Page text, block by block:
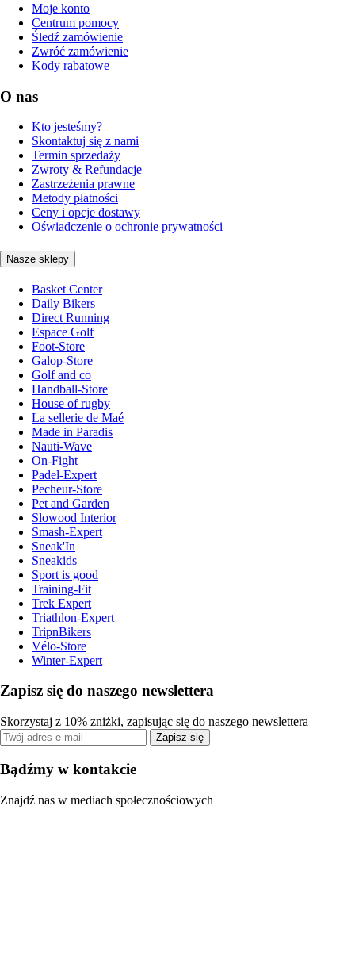
Moje konto
Centrum pomocy
Śledź zamówienie
Zwróć zamówienie
Kody rabatowe
O nas
Kto jesteśmy?
Skontaktuj się z nami
Termin sprzedaży
Zwroty & Refundacje
Zastrzeżenia prawne
Metody płatności
Ceny i opcje dostawy
Oświadczenie o ochronie prywatności
Nasze sklepy
Basket Center
Daily Bikers
Direct Running
Espace Golf
Foot-Store
Galop-Store
Golf and co
Handball-Store
House of rugby
La sellerie de Maé
Made in Paradis
Nauti-Wave
On-Fight
Padel-Expert
Pecheur-Store
Pet and Garden
Slowood Interior
Smash-Expert
Sneak'In
Sneakids
Sport is good
Training-Fit
Trek Expert
Triathlon-Expert
TripnBikers
Vélo-Store
Winter-Expert
Zapisz się do naszego newslettera
Skorzystaj z 10% zniżki, zapisując się do naszego newslettera
Zapisz się
Bądźmy w kontakcie
Znajdź nas w mediach społecznościowych